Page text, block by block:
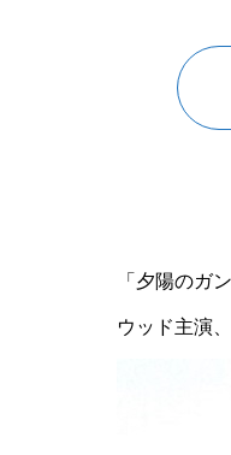
「夕陽のガ
ウッド主演